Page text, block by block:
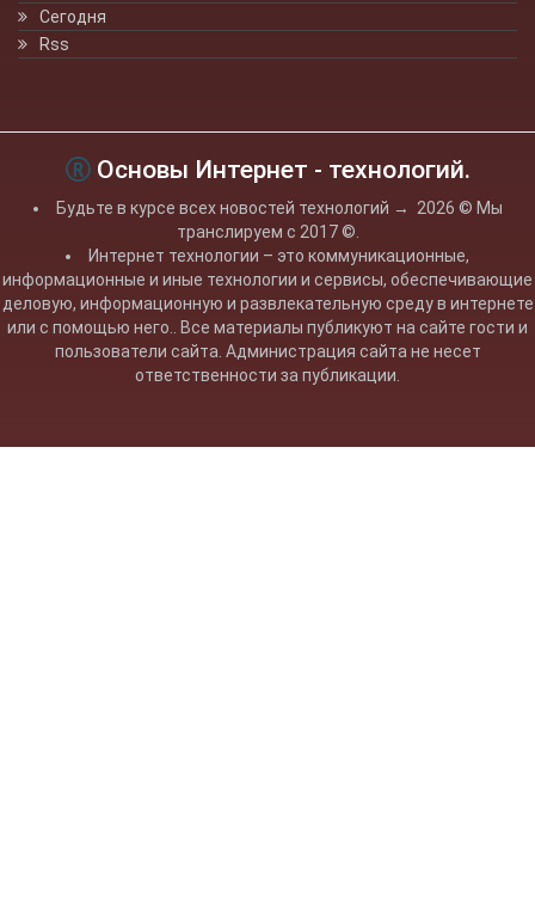
Сегодня
Rss
Основы Интернет - технологий.
Будьте в курсе всех новостей технологий → 2026 © Мы
транслируем с 2017 ©.
Интернет технологии – это коммуникационные,
информационные и иные технологии и сервисы, обеспечивающие
деловую, информационную и развлекательную среду в интернете
или с помощью него.. Все материалы публикуют на сайте гости и
пользователи сайта. Администрация сайта не несет
ответственности за публикации.